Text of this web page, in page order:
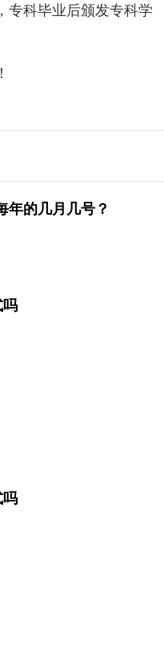
专科毕业后颁发专科学
年的几月几号？
吗
吗